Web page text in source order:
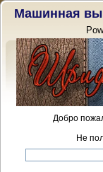
Машинная
Добро
Не